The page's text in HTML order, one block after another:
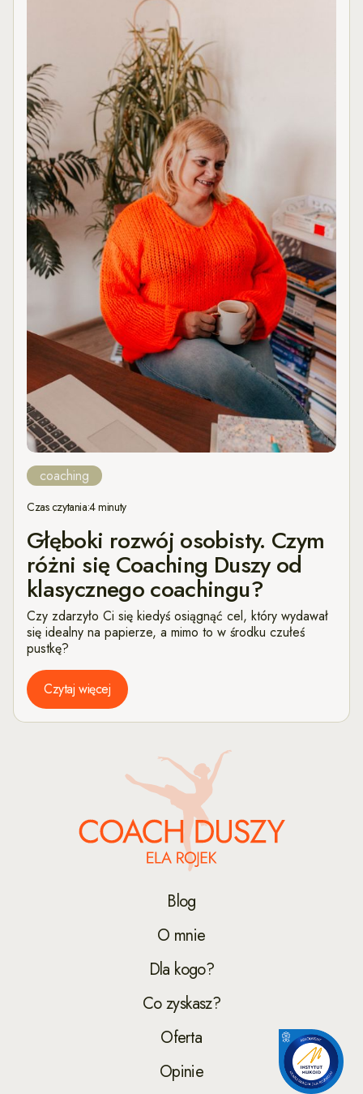
coaching
Czas czytania:4 minuty
Głęboki rozwój osobisty. Czym
różni się Coaching Duszy od
klasycznego coachingu?
Czy zdarzyło Ci się kiedyś osiągnąć cel, który wydawał
się idealny na papierze, a mimo to w środku czułeś
pustkę?
Czytaj więcej
Blog
O mnie
Dla kogo?
Co zyskasz?
Oferta
Opinie